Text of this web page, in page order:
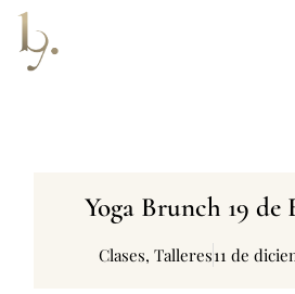
Yoga Brunch 19 de
Clases, Talleres11 de